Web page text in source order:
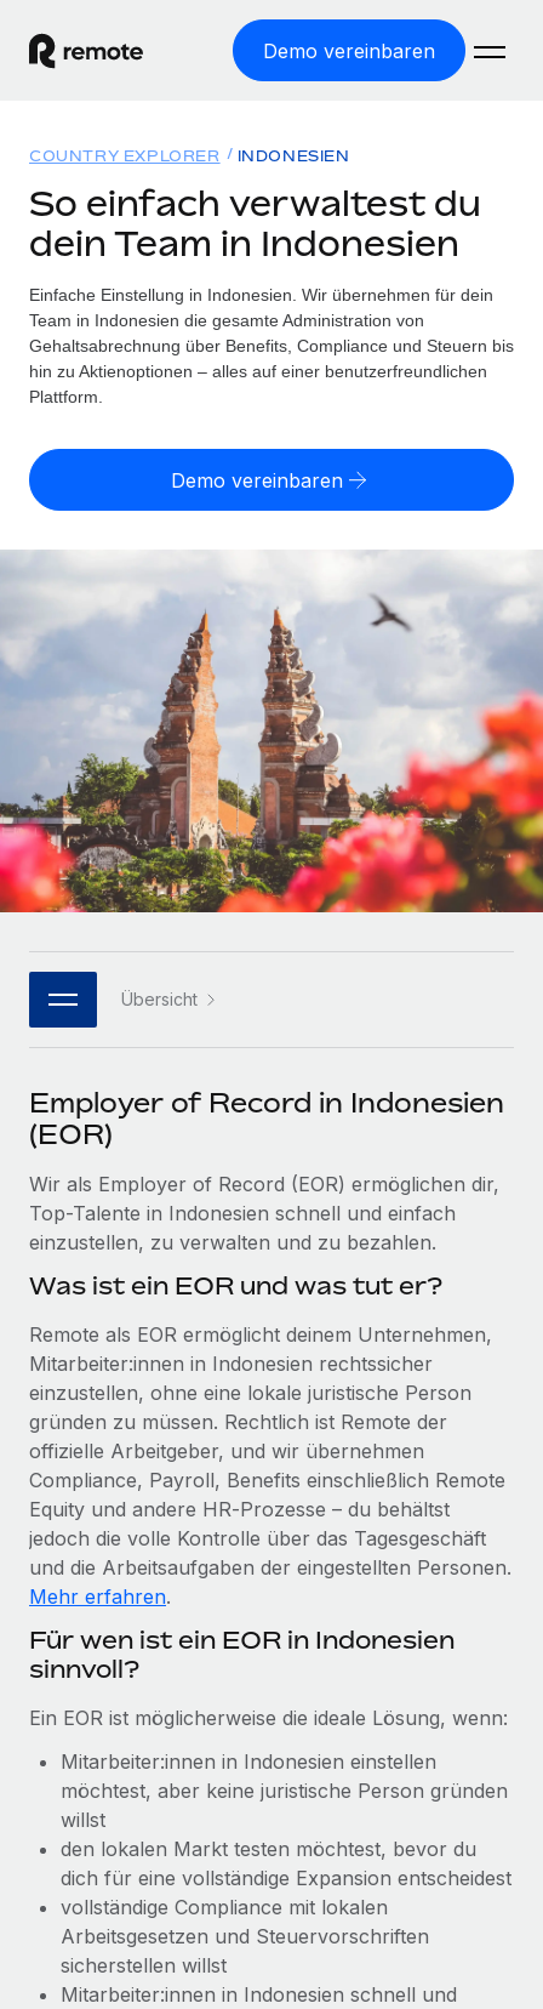
Demo vereinbaren
WELTWEITE BESCHÄFTIGUNG
Globale Payroll
Einfache, rechtssicher Payroll
Employer of Record
Weltweites Wachstum ohne Kosten für Niederlassungen
Contractor of Record
Rechtssichere, weltweite Arbeit mit Freelancer:innen
Globales Onboarding und Verwalten von
Auslagern von komplexen HR-Aufgaben
INFRASTRUKTUR
Remote Embedded
Nahtlose Integration der HR in bestehende Abläufe
Plattform
Integrierte HR-Kernfunktionen für dein Team
MCP
Integrationen
Tools
DIENSTLEISTUNGEN
Frag unsere Expert:innen
Hilfe von Expert:innen für globale HR & Compliance
Einfacheres Bewerber:innen-Screening
Compliance Watchtower
Lückenlose Compliance
Geräteverwaltung
Globale Bereitstellung und Verfolgung von IT-
Geräten
Gründung von Niederlassungen
Niederlassungen
Mühelose Relocation von Mitarbeiter:innen
Benefits
Mühelose Verwaltung von Benefits
Lösungen
WELTWEITE ABDECKUNG
Country Explorer
Länderspezifische Unterstützung bei der Einstellung
Einfache Einstellung in allen US-Bundesstaaten
WACHSTUMSPHASE
Agile HR- und Payroll-Lösungen für wachsende
Unternehmen
Mittelstand
Maßgeschneiderte HR-Lösungen, um Teams zu
vergrößern
Enterprise
Globale HR für Konzerne und Großunternehmen
PARTNER WERDEN
Flexible Einbettung von Global-HR-Funktionen in deine
Partner werden
Entdecke die Möglichkeiten einer Partnerschaft
Remote Build
Beratung zu Integrationen und KI-Automatisierung
So hat der KI-Vorreiter Weaviate sein Team mit
Remote um 120 % vergrößert
Weaviate auf einen Blick Weaviate entwickelt KI-basierte
Open-Source-Infrastrukturen. Das...
Mehr erfahren
Strategische Partnerschaft zwischen
Management und Payroll
Reverse Tech auf einen Blick Das Gesundheits- und
Wellness-Startup Reverse Tech hat das globale...
Mehr erfahren
Ressourcen
TOOLS UND RECHNER
Scheinselbstständigkeitsrisiko berechnen
Personalkostenrechner
Honorarzahlungen berechnen
Informationen zu möglichen Währungen und
Abwicklungsfristen für globale Freelancer:innen
LERNEN MIT REMOTE
Forschung und Leitfäden
Fallstudien
HR-Glossar
Bibliothek für Stellenbeschreibungen
Webinare
Events
Newsroom
Informationen zu Gehältern und Qualifikationen
Insights Center
Hol dir Unterstützung
Alle Ressourcen anzeigen
BLOG
Globale Payroll
EOR und PEO
Contractor Management
Steuern
Den Blog erkunden
Neues zu Remote-Produkten: Integration mit
Gusto und Zero und Contractor Management
Plus
Auch im neuen Jahr wollen wir bei Remote Unternehmen
aller Größen dabei unterstützen, die beste...
Mehr erfahren
Preise
Español
Italiano
Português (Portugal)
한국어
Anmelden
COUNTRY EXPLORER INDONESIEN
So einfach verwaltest du
dein Team in Indonesien
Einfache Einstellung in Indonesien. Wir übernehmen für dein
Team in Indonesien die gesamte Administration von
Gehaltsabrechnung über Benefits, Compliance und Steuern bis
hin zu Aktienoptionen – alles auf einer benutzerfreundlichen
Plattform.
Demo vereinbaren
Übersicht
Employer of Record in Indonesien
(EOR)
Wir als Employer of Record (EOR) ermöglichen dir,
Top-Talente in Indonesien schnell und einfach
einzustellen, zu verwalten und zu bezahlen.
Was ist ein EOR und was tut er?
Remote als EOR ermöglicht deinem Unternehmen,
Mitarbeiter:innen in Indonesien rechtssicher
einzustellen, ohne eine lokale juristische Person
gründen zu müssen. Rechtlich ist Remote der
offizielle Arbeitgeber, und wir übernehmen
Compliance, Payroll, Benefits einschließlich Remote
Equity und andere HR‑Prozesse – du behältst
jedoch die volle Kontrolle über das Tagesgeschäft
und die Arbeitsaufgaben der eingestellten Personen.
Mehr erfahren.
Für wen ist ein EOR in Indonesien
sinnvoll?
Ein EOR ist möglicherweise die ideale Lösung, wenn:
Mitarbeiter:innen in Indonesien einstellen
möchtest, aber keine juristische Person gründen
willst
den lokalen Markt testen möchtest, bevor du
dich für eine vollständige Expansion entscheidest
vollständige Compliance mit lokalen
Arbeitsgesetzen und Steuervorschriften
sicherstellen willst
Mitarbeiter:innen in Indonesien schnell und